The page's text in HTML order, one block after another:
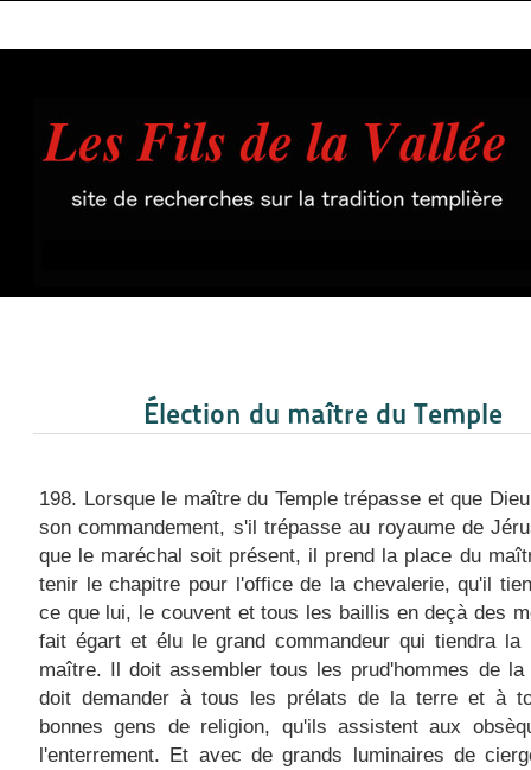
Élection du maître du Temple
198. Lorsque le maître du Temple trépasse et que
son commandement, s'il trépasse au royaume de
que le maréchal soit présent, il prend la place du
tenir le chapitre pour l'office de la chevalerie, qu'il
ce que lui, le couvent et tous les baillis en deçà des
fait égart et élu le grand commandeur qui tiendra la
maître. Il doit assembler tous les prud'hommes de la
doit demander à tous les prélats de la terre et à
bonnes gens de religion, qu'ils assistent aux
l'enterrement. Et avec de grands luminaires de